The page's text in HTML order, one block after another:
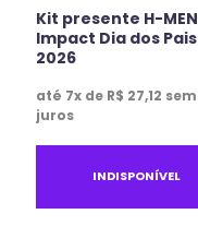
Kit presente H-MEN
Impact Dia dos Pais
2026
até 7x de R$ 27,12 sem
juros
INDISPONÍVEL